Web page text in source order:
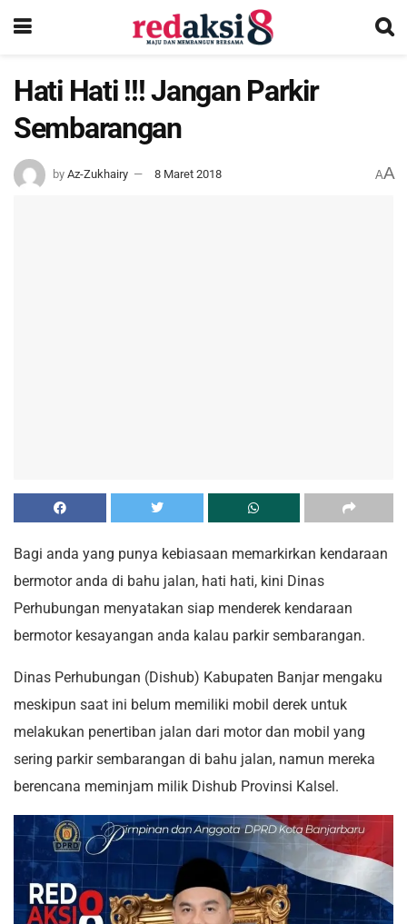
Hati Hati !!! Jangan Parkir
Sembarangan
by Az-Zukhairy 8 Maret 2018 AA
Bagi anda yang punya kebiasaan memarkirkan kendaraan
bermotor anda di bahu jalan, hati hati, kini Dinas
Perhubungan menyatakan siap menderek kendaraan
bermotor kesayangan anda kalau parkir sembarangan.
Dinas Perhubungan (Dishub) Kabupaten Banjar mengaku
meskipun saat ini belum memiliki mobil derek untuk
melakukan penertiban jalan dari motor dan mobil yang
sering parkir sembarangan di bahu jalan, namun mereka
berencana meminjam milik Dishub Provinsi Kalsel.